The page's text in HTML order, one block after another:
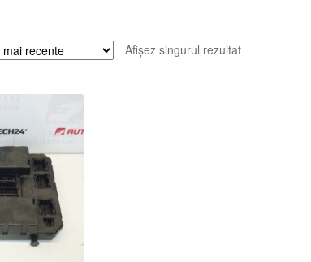
Afișez singurul rezultat